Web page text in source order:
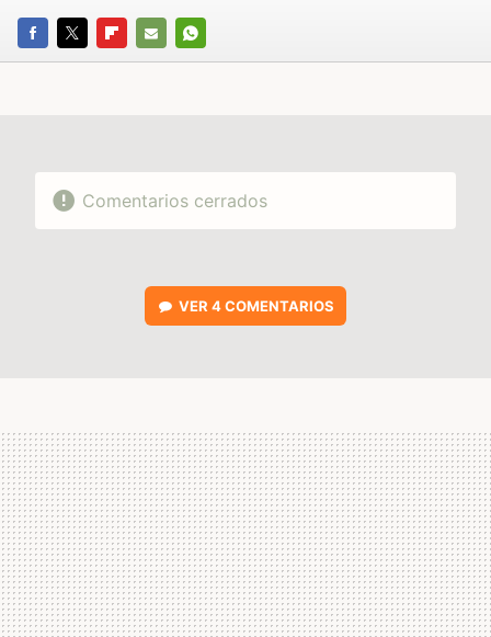
FACEBOOK
TWITTERFLIPBOARD
E-
WHATSAPP
Comentarios cerrados
VER 4 COMENTARIOS